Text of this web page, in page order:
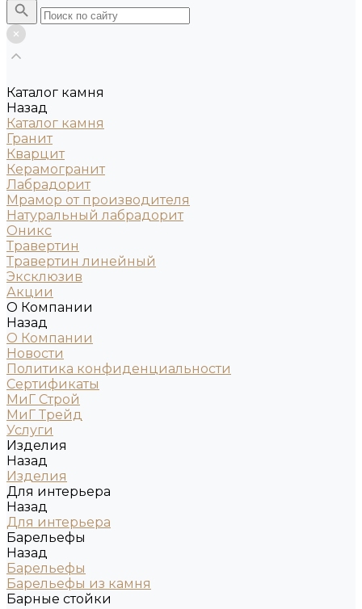
Каталог камня
Назад
Каталог камня
Гранит
Кварцит
Керамогранит
Лабрадорит
Мрамор от производителя
Натуральный лабрадорит
Оникс
Травертин
Травертин линейный
Эксклюзив
Акции
О Компании
Назад
О Компании
Новости
Политика конфиденциальности
Сертификаты
МиГ Строй
МиГ Трейд
Услуги
Изделия
Назад
Изделия
Для интерьера
Назад
Для интерьера
Барельефы
Назад
Барельефы
Барельефы из камня
Барные стойки